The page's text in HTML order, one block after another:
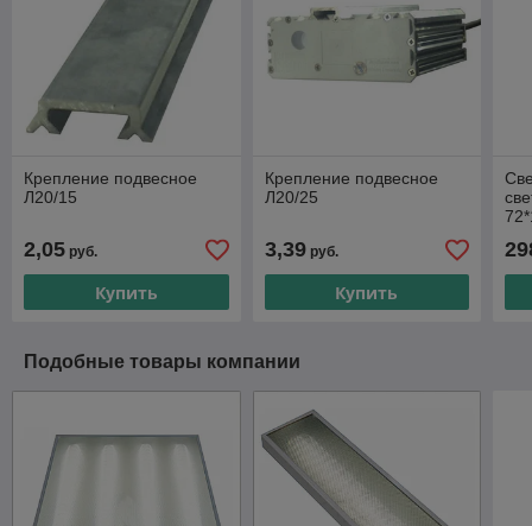
Крепление подвесное
Л20/15
2,05 руб.
Купить
Крепление подвесное
Л20/25
3,39руб.
Купить
Подобные товары компании